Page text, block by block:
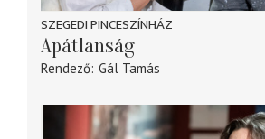
SZEGEDI PINCESZÍNHÁZ
Apátlanság
Rendező Gál Tamás